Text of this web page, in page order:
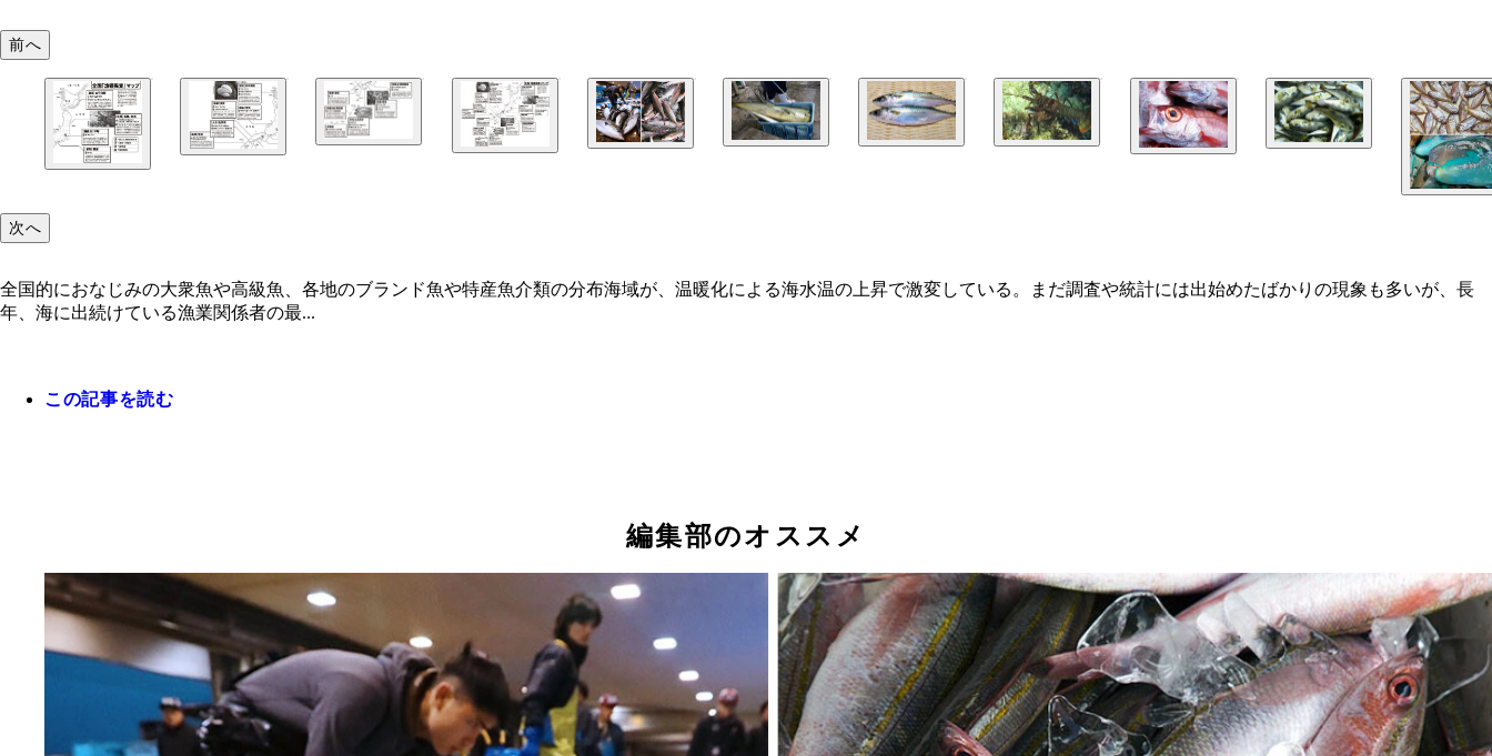
前へ
次へ
全国的におなじみの大衆魚や高級魚、各地のブランド魚や特産魚介類の分布海域が、温暖化による海水温の上昇で激変している。まだ調査や統計には出始めたばかりの現象も多いが、長
年、海に出続けている漁業関係者の最...
この記事を読む
編集部のオススメ